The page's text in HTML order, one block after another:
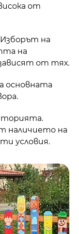
от
на
на
от тях.
основната
.
наличието на
условия.